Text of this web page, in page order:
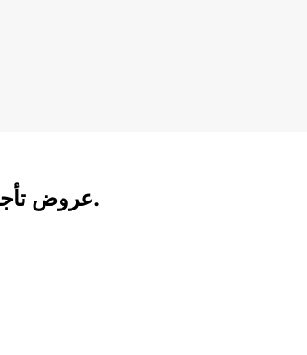
عروض تأجير السيارات وتأجير الشاحنات اليوم.